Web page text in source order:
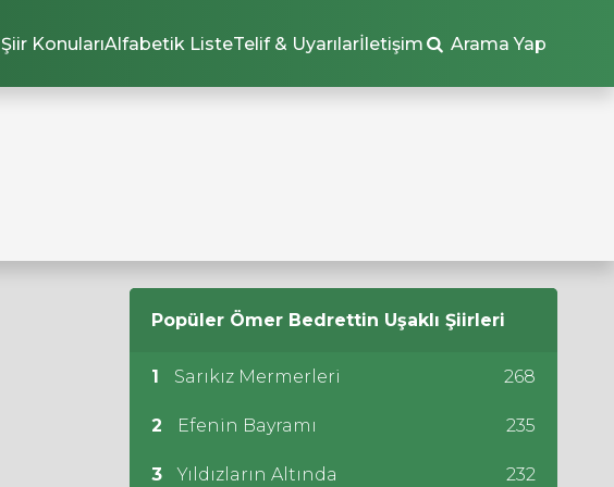
Şiir KonularıAlfabetik ListeTelif & Uyarılarİletişim Arama Yap
Popüler Ömer Bedrettin Uşaklı Şiirleri
1 Sarıkız Mermerleri 268
2 Efenin Bayramı 235
3 Yıldızların Altında 232